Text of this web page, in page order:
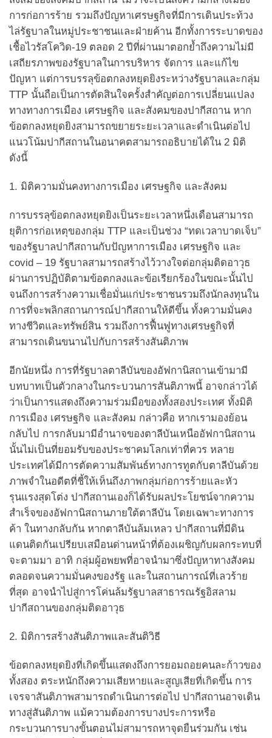
การก่อการร้าย รวมถึงปัญหาเศรษฐกิจที่มีการเดินประท้วง
ไล่รัฐบาลในหมู่ประชาชนและฝ่ายค้าน อีกทั้งการระบาดของ
เชื้อไวรัสโควิด-19 ตลอด 2 ปีที่ผ่านมาตอกย้ำถึงความไม่มี
เสถียรภาพของรัฐบาลในการบริหาร จัดการ และแก้ไข
ปัญหา แต่การบรรลุข้อตกลงหยุดยิงระหว่างรัฐบาลและกลุ่ม
TTP นั้นถือเป็นการตัดสินใจครั้งสำคัญต่อการเปลี่ยนแปลง
ทางทางการเมือง เศรษฐกิจ และสังคมของปากีสถาน หาก
ข้อตกลงหยุดยิงสามารถขยายระยะเวลาและดำเนินต่อไป
แนวโน้มปากีสถานในอนาคตสามารถอธิบายได้ใน 2 มิติ
ดังนี้
1. มิติความมั่นคงทางการเมือง เศรษฐกิจ และสังคม
การบรรลุข้อตกลงหยุดยิงเป็นระยะเวลาหนึ่งเดือนสามารถ
ยุติการก่อเหตุของกลุ่ม TTP และเป็นช่วง “ทดเวลาบาดเจ็บ”
ของรัฐบาลปากีสถานกับปัญหาการเมือง เศรษฐกิจ และ
covid – 19 รัฐบาลสามารถสร้างไว้วางใจต่อกลุ่มติดอาวุธ
ผ่านการปฏิบัติตามข้อตกลงและข้อเรียกร้องในขณะนั้นไป
จนถึงการสร้างความเชื่อมั่นแก่ประชาชนรวมถึงนักลงทุนใน
การที่จะพลิกสถานการณ์ปากีสถานให้ดีขึ้น ทั้งความมั่นคง
ทางชีวิตและทรัพย์สิน รวมถึงการฟื้นฟูทางเศรษฐกิจที่
สามารถเดินขนานไปกับการสร้างสันติภาพ
อีกนัยหนึ่ง การที่รัฐบาลตาลีบันของอัฟกานิสถานเข้ามามี
บทบาทเป็นตัวกลางในกระบวนการสันติภาพนี้ อาจกล่าวได้
ว่าเป็นการแสดงถึงความร่วมมือของทั้งสองประเทศ ทั้งมิติ
การเมือง เศรษฐกิจ และสังคม กล่าวคือ หากเรามองย้อน
กลับไป การกลับมามีอำนาจของตาลีบันเหนืออัฟกานิสถาน
นั้นไม่เป็นที่ยอมรับของประชาคมโลกเท่าที่ควร หลาย
ประเทศได้มีการตัดความสัมพันธ์ทางการทูตกับตาลีบันด้วย
ภาพจำในอดีตที่ชี้ให้เห็นถึงภาพกลุ่มก่อการร้ายและหัว
รุนแรงสุดโต่ง ปากีสถานเองก็ได้รับผลประโยชน์จากความ
สำเร็จของอัฟกานิสถานภายใต้ตาลีบัน โดยเฉพาะทางการ
ค้า ในทางกลับกัน หากตาลีบันล้มเหลว ปากีสถานที่มีดิน
แดนติดกันเปรียบเสมือนด่านหน้าที่ต้องเผชิญกับผลกระทบที่
จะตามมา อาทิ กลุ่มผู้อพยพที่อาจนำมาซึ่งปัญหาทางสังคม
ตลอดจนความมั่นคงของรัฐ และในสถานการณ์ที่เลวร้าย
ที่สุด อาจนำไปสู่การโค่นล้มรัฐบาลสาธารณรัฐอิสลาม
ปากีสถานของกลุ่มติดอาวุธ
2. มิติการสร้างสันติภาพและสันติวิธี
ข้อตกลงหยุดยิงที่เกิดขึ้นแสดงถึงการยอมถอยคนละก้าวของ
ทั้งสอง ตระหนักถึงความเสียหายและสูญเสียที่เกิดขึ้น การ
เจรจาสันติภาพสามารถดำเนินการต่อไป ปากีสถานอาจเดิน
ทางสู่สันติภาพ แม้ความต้องการบางประการหรือ
กระบวนการบางขั้นตอนไม่สามารถหาจุดยืนร่วมกัน เช่น